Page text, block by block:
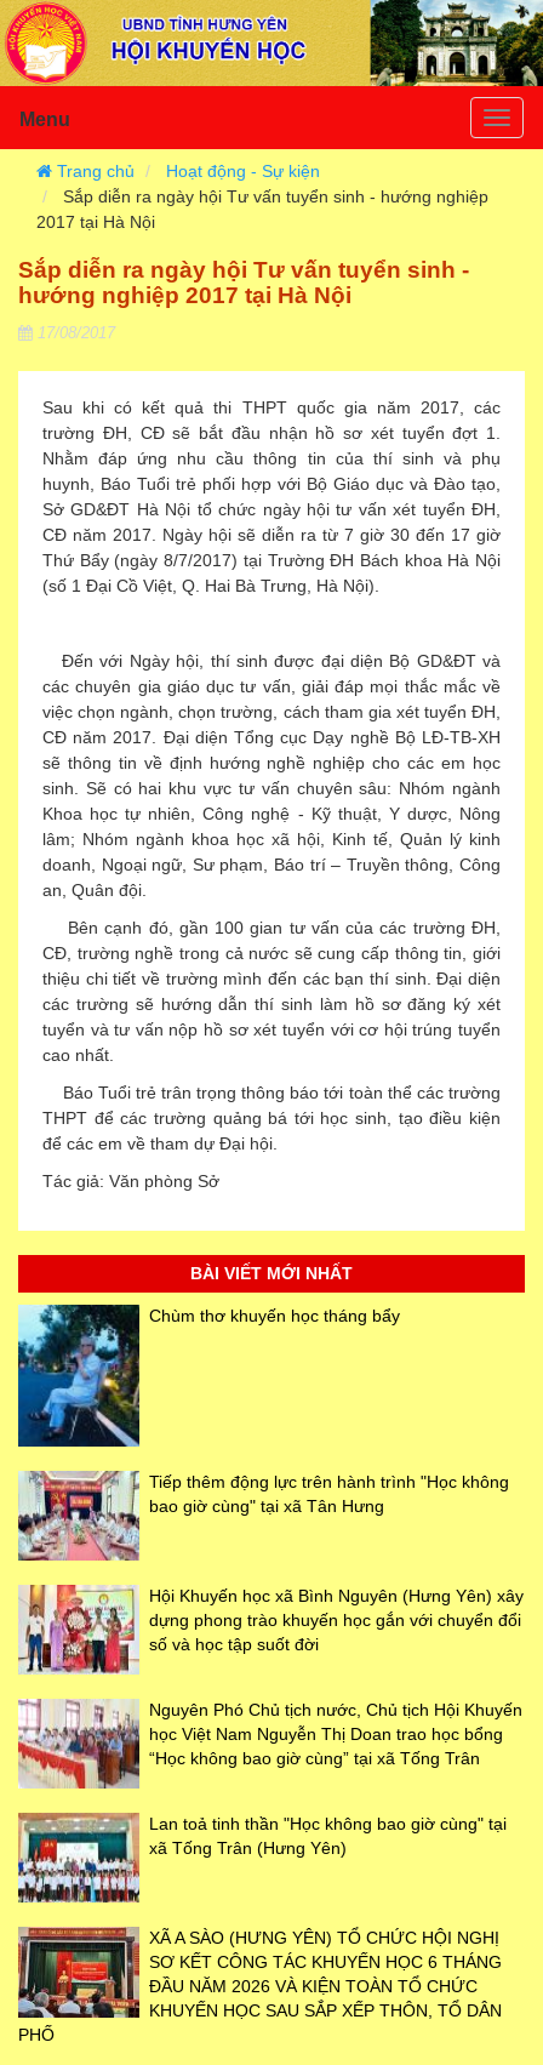
Menu
Trang chủ
Hoạt động - Sự kiện
Sắp diễn ra ngày hội Tư vấn tuyển sinh - hướng nghiệp
2017 tại Hà Nội
Sắp diễn ra ngày hội Tư vấn tuyển sinh -
hướng nghiệp 2017 tại Hà Nội
17/08/2017
Sau khi có kết quả thi THPT quốc gia năm 2017, các
trường ĐH, CĐ sẽ bắt đầu nhận hồ sơ xét tuyển đợt 1.
Nhằm đáp ứng nhu cầu thông tin của thí sinh và phụ
huynh, Báo Tuổi trẻ phối hợp với Bộ Giáo dục và Đào tạo,
Sở GD&ĐT Hà Nội tổ chức ngày hội tư vấn xét tuyển ĐH,
CĐ năm 2017. Ngày hội sẽ diễn ra từ 7 giờ 30 đến 17 giờ
Thứ Bẩy (ngày 8/7/2017) tại Trường ĐH Bách khoa Hà Nội
(số 1 Đại Cồ Việt, Q. Hai Bà Trưng, Hà Nội).
Đến với Ngày hội, thí sinh được đại diện Bộ GD&ĐT và
các chuyên gia giáo dục tư vấn, giải đáp mọi thắc mắc về
việc chọn ngành, chọn trường, cách tham gia xét tuyển ĐH,
CĐ năm 2017. Đại diện Tổng cục Dạy nghề Bộ LĐ-TB-XH
sẽ thông tin về định hướng nghề nghiệp cho các em học
sinh. Sẽ có hai khu vực tư vấn chuyên sâu: Nhóm ngành
Khoa học tự nhiên, Công nghệ - Kỹ thuật, Y dược, Nông
lâm; Nhóm ngành khoa học xã hội, Kinh tế, Quản lý kinh
doanh, Ngoại ngữ, Sư phạm, Báo trí – Truyền thông, Công
an, Quân đội.
Bên cạnh đó, gần 100 gian tư vấn của các trường ĐH,
CĐ, trường nghề trong cả nước sẽ cung cấp thông tin, giới
thiệu chi tiết về trường mình đến các bạn thí sinh. Đại diện
các trường sẽ hướng dẫn thí sinh làm hồ sơ đăng ký xét
tuyển và tư vấn nộp hồ sơ xét tuyển với cơ hội trúng tuyển
cao nhất.
Báo Tuổi trẻ trân trọng thông báo tới toàn thể các trường
THPT để các trường quảng bá tới học sinh, tạo điều kiện
để các em về tham dự Đại hội.
Tác giả: Văn phòng Sở
BÀI VIẾT MỚI NHẤT
Chùm thơ khuyến học tháng bẩy
Tiếp thêm động lực trên hành trình "Học không
bao giờ cùng" tại xã Tân Hưng
Hội Khuyến học xã Bình Nguyên (Hưng Yên) xây
dựng phong trào khuyến học gắn với chuyển đổi
số và học tập suốt đời
Nguyên Phó Chủ tịch nước, Chủ tịch Hội Khuyến
học Việt Nam Nguyễn Thị Doan trao học bổng
“Học không bao giờ cùng” tại xã Tống Trân
Lan toả tinh thần "Học không bao giờ cùng" tại
xã Tống Trân (Hưng Yên)
XÃ A SÀO (HƯNG YÊN) TỔ CHỨC HỘI NGHỊ
SƠ KẾT CÔNG TÁC KHUYẾN HỌC 6 THÁNG
ĐẦU NĂM 2026 VÀ KIỆN TOÀN TỔ CHỨC
KHUYẾN HỌC SAU SẮP XẾP THÔN, TỔ DÂN
PHỐ